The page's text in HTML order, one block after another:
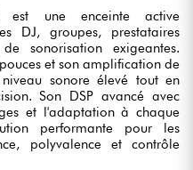
est une enceinte active
DJ, groupes, prestataires
sonorisation exigeantes.
et son amplification de
sonore élevé tout en
Son DSP avancé avec
et l'adaptation à chaque
performante pour les
polyvalence et contrôle